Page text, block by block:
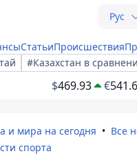
Рус
СтатьиПроисшествия
#Казахстан в
$469.93 €
и мира на сегодня
Все
спорта